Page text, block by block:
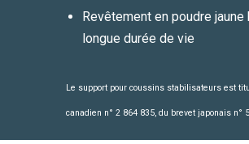
Revêtement en poudre
longue durée de vie
Le support pour coussins stabilisateurs est
canadien n° 2 864 835, du brevet japonais